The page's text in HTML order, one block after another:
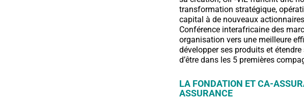
transformation stratégique,
capital à de nouveaux
Conférence interafricaine des
organisation vers une meilleure
développer ses produits et
d’être dans les 5 premières
LA FONDATION ET CA-
ASSURANCE